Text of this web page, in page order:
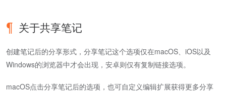
关于共享笔记
创建笔记后的分享形式，分享笔记这个选项仅在macOS、iOS以及
Windows的浏览器中才会出现，安卓则仅有复制链接选项。
macOS点击分享笔记后的选项，也可自定义编辑扩展获得更多分享